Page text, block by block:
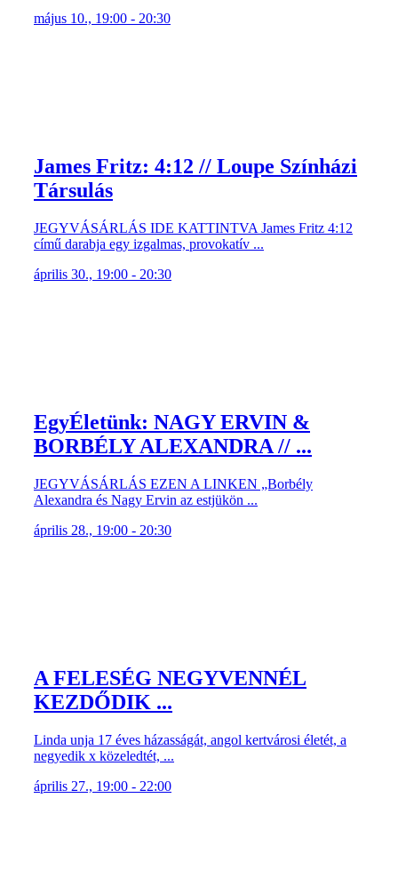
május 10., 19:00 - 20:30
James Fritz: 4:12 // Loupe Színházi
Társulás
JEGYVÁSÁRLÁS IDE KATTINTVA James Fritz 4:12
című darabja egy izgalmas, provokatív ...
április 30., 19:00 - 20:30
EgyÉletünk: NAGY ERVIN &
BORBÉLY ALEXANDRA // ...
JEGYVÁSÁRLÁS EZEN A LINKEN „Borbély
Alexandra és Nagy Ervin az estjükön ...
április 28., 19:00 - 20:30
A FELESÉG NEGYVENNÉL
KEZDŐDIK ...
Linda unja 17 éves házasságát, angol kertvárosi életét, a
negyedik x közeledtét, ...
április 27., 19:00 - 22:00